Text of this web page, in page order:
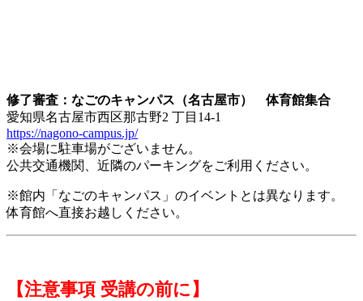
修了審査：なごのキャンパス（名古屋市） 体育館集合
愛知県名古屋市西区那古野2 丁目14-1
https://nagono-campus.jp/
※会場に駐車場がございません。
公共交通機関、近隣のパーキングをご利用ください。
※館内「なごのキャンパス」のイベントとは異なります。
体育館へ直接お越しください。
【注意事項 受講の前に】